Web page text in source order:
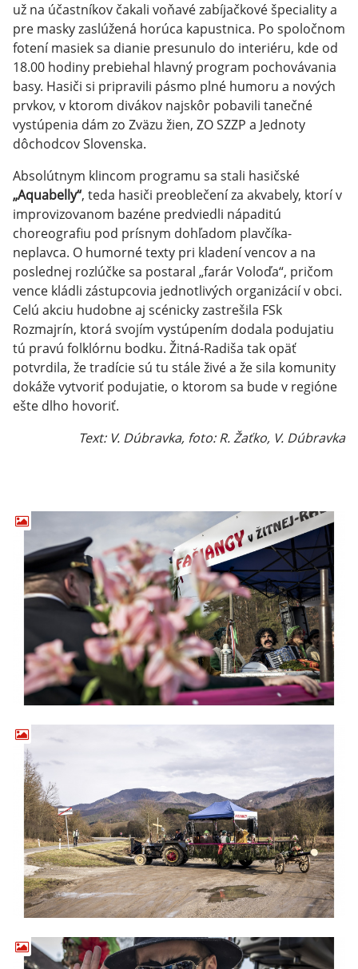
už na účastníkov čakali voňavé zabíjačkové špeciality a
pre masky zaslúžená horúca kapustnica. Po spoločnom
fotení masiek sa dianie presunulo do interiéru, kde od
18.00 hodiny prebiehal hlavný program pochovávania
basy. Hasiči si pripravili pásmo plné humoru a nových
prvkov, v ktorom divákov najskôr pobavili tanečné
vystúpenia dám zo Zväzu žien, ZO SZZP a Jednoty
dôchodcov Slovenska.
Absolútnym klincom programu sa stali hasičské
„Aquabelly“, teda hasiči preoblečení za akvabely, ktorí v
improvizovanom bazéne predviedli nápaditú
choreografiu pod prísnym dohľadom plavčíka-
neplavca. O humorné texty pri kladení vencov a na
poslednej rozlúčke sa postaral „farár Voloďa“, pričom
vence kládli zástupcovia jednotlivých organizácií v obci.
Celú akciu hudobne aj scénicky zastrešila FSk
Rozmajrín, ktorá svojím vystúpením dodala podujatiu
tú pravú folklórnu bodku. Žitná-Radiša tak opäť
potvrdila, že tradície sú tu stále živé a že sila komunity
dokáže vytvoriť podujatie, o ktorom sa bude v regióne
ešte dlho hovoriť.
Text: V. Dúbravka, foto: R. Žaťko, V. Dúbravka